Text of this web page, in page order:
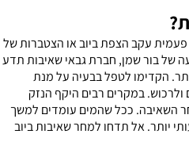
עקב הצפת ביוב או הצטברות של
של בור שמן, חברת גבאי שאיבות תדע
הקדימו לטפל בבעיה על מנת
במקרים רבים היקף הנזק
ככל שהמים עומדים למשך
יותר. אל תדחו למחר שאיבות ביוב